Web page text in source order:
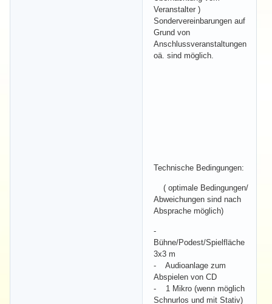
Veranstalter )
Sondervereinbarungen auf
Grund von
Anschlussveranstaltungen
oä. sind möglich.
Technische Bedingungen:
( optimale Bedingungen/
Abweichungen sind nach
Absprache möglich)
-
Bühne/Podest/Spielfläche
3x3 m
- Audioanlage zum
Abspielen von CD
- 1 Mikro (wenn möglich
Schnurlos und mit Stativ)